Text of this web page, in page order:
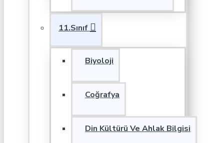
11.Sınıf
Biyoloji
Coğrafya
Din Kültürü Ve Ahlak Bilgisi